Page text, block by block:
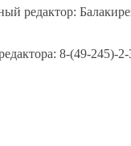
редактор:
8-(49-245)-